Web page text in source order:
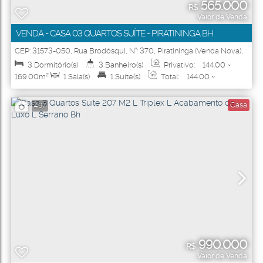
R$565.000
Valor de Venda
VENDA - CASA 03 QUARTOS SUÍTE - PIRATININGA BH
CEP: 31573-050, Rua Brodósqui, N°: 370, Piratininga (Venda Nova),
Belo Horizonte
Minas Gerais
3 Dormitório(s) 3 Banheiro(s) Privativo: 144.00 ~
169.00m² 1 Sala(s) 1 Suíte(s) Total: 144.00 ~
169.00m² 1 Vaga(s) Útil: 144.00~ 169.00m²
497 Casa
R$990.000
Valor de Venda